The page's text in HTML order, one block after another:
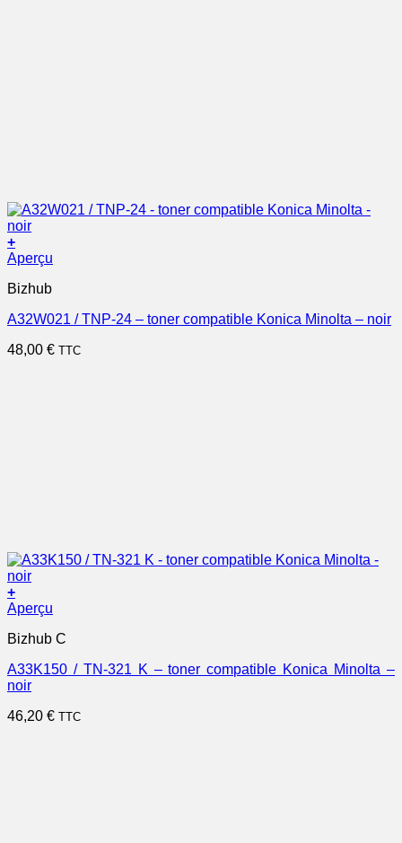
+
Aperçu
Bizhub
A32W021 / TNP-24 – toner compatible Konica Minolta – noir
48,00 € TTC
+
Aperçu
Bizhub C
A33K150 / TN-321 K – toner compatible Konica Minolta –
noir
46,20 € TTC